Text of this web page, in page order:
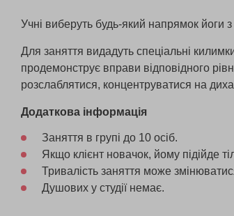
Учні виберуть будь-який напрямок йоги з
Для заняття видадуть спеціальні
продемонструє вправи відповідного
розслаблятися, концентруватися на
Додаткова інформація
Заняття в групі до 10 осіб.
Якщо клієнт новачок, йому підійде
Тривалість заняття може
Душових у студії немає.